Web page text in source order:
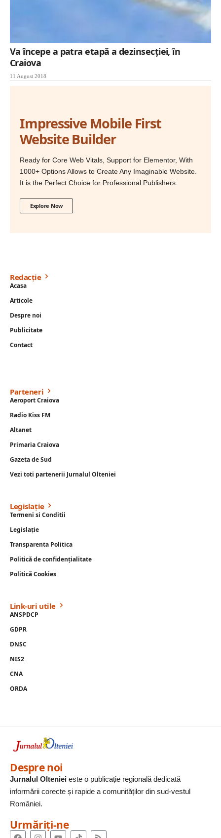
Va începe a patra etapă a dezinsecției, în
Craiova
11 August 2018
Impressive Mobile First
Website Builder
Ready for Core Web Vitals, Support for Elementor, With
1000+ Options Allows to Create Any Imaginable Website.
It is the Perfect Choice for Professional Publishers.
Explore Now
Redacție
Acasa
Articole
Despre noi
Publicitate
Contact
Parteneri
Aeroport Craiova
Radio Kiss FM
Altanet
Primaria Craiova
Gazeta de Sud
Vezi toti partenerii Jurnalul Olteniei
Legislație
Termeni si Conditii
Legislație
Transparenta Politica
Politică de confidențialitate
Politică Cookies
Link-uri utile
ANSPDCP
GDPR
DNSC
NIS2
CNA
ORDA
Despre noi
Jurnalul Olteniei este o publicație regională dedicată
informării corecte și rapide a comunităților din sud-vestul
României.
Urmăriți-ne